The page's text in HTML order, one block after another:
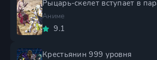
Аниме
9.1
Крестьянин 999 уровня